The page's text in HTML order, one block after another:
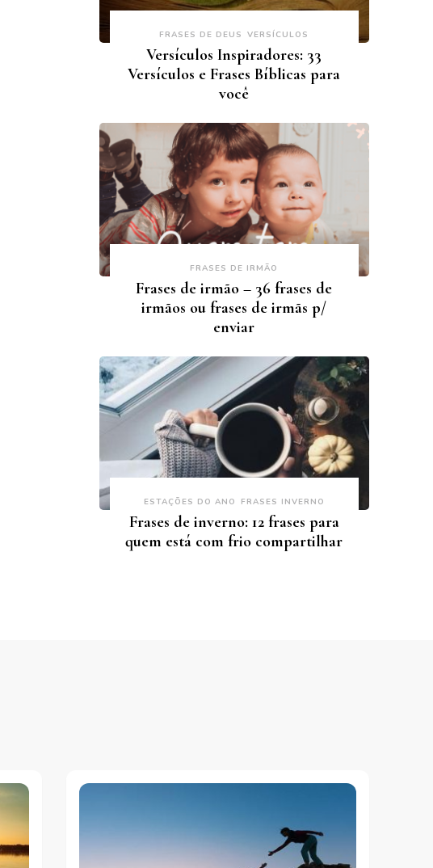
FRASES DE DEUS VERSÍCULOS
Versículos Inspiradores: 33
Versículos e Frases Bíblicas para
você
FRASES DE IRMÃO
Frases de irmão – 36 frases de
irmãos ou frases de irmãs p/
enviar
ESTAÇÕES DO ANO FRASES INVERNO
Frases de inverno: 12 frases para
quem está com frio compartilhar